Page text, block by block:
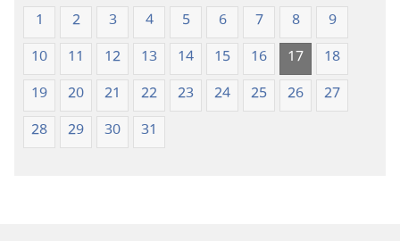
1 2 3 4 5 6 7 8
9
10
11 12 13 14 15 16 17
18
19
20 21 22 23 24 25 26
27
28
29 30 31